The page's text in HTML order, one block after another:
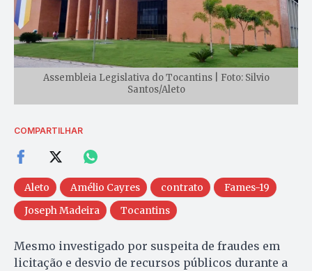
Assembleia Legislativa do Tocantins | Foto: Silvio
Santos/Aleto
COMPARTILHAR
Aleto Amélio Cayres contrato
Fames-19
Joseph Madeira
Tocantins
Mesmo investigado por suspeita de fraudes em
licitação e desvio de recursos públicos durante a